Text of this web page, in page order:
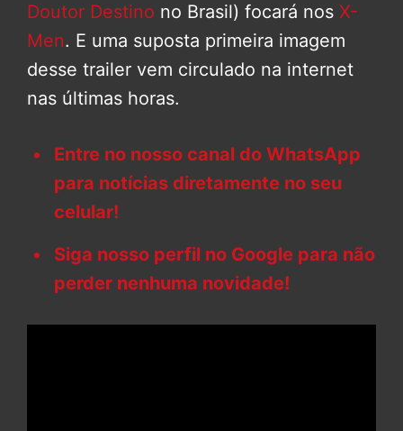
Doutor Destino no Brasil) focará nos X-
Men. E uma suposta primeira imagem
desse trailer vem circulado na internet
nas últimas horas.
Entre no nosso canal do WhatsApp
para notícias diretamente no seu
celular!
Siga nosso perfil no Google para não
perder nenhuma novidade!